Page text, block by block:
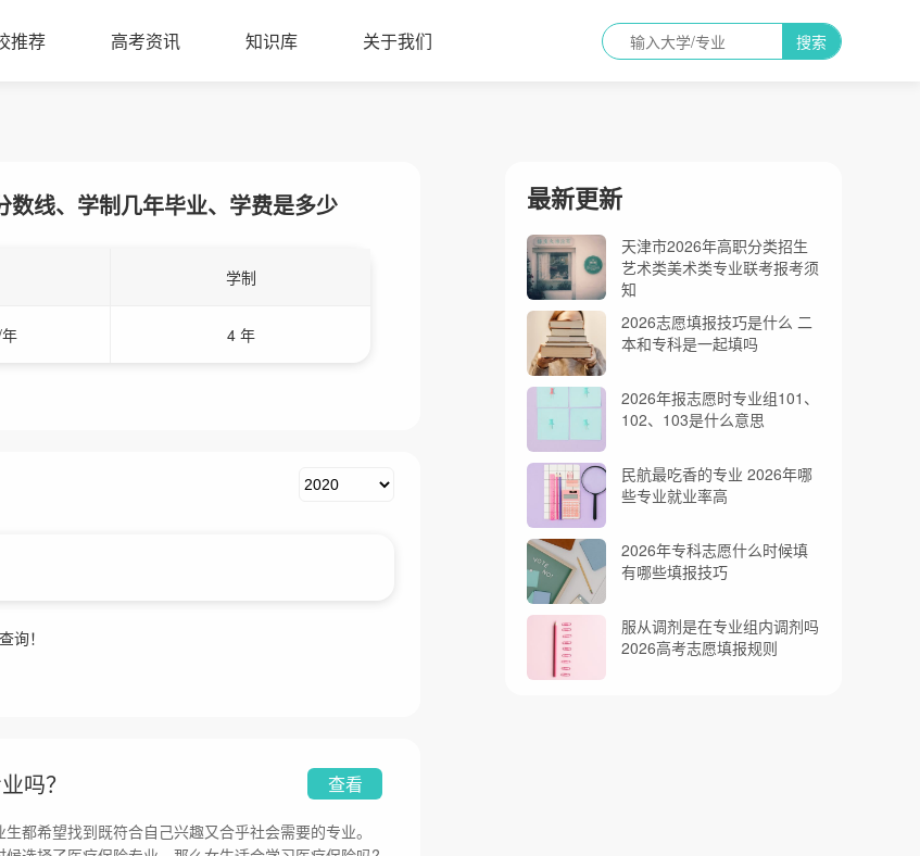
推荐 高考资讯 知识库 关于我们 搜索
线、学制几年毕业、学费是多少
学制
4 年
询！
吗？ 查看
都希望找到既符合自己兴趣又合乎社会需要的专业。
最新更新
天津市2026年高职分类招生
艺术类美术类专业联考报考须
知
2026志愿填报技巧是什么 二
本和专科是一起填吗
2026年报志愿时专业组101、
102、103是什么意思
民航最吃香的专业 2026年哪
些专业就业率高
2026年专科志愿什么时候填
有哪些填报技巧
服从调剂是在专业组内调剂吗
2026高考志愿填报规则